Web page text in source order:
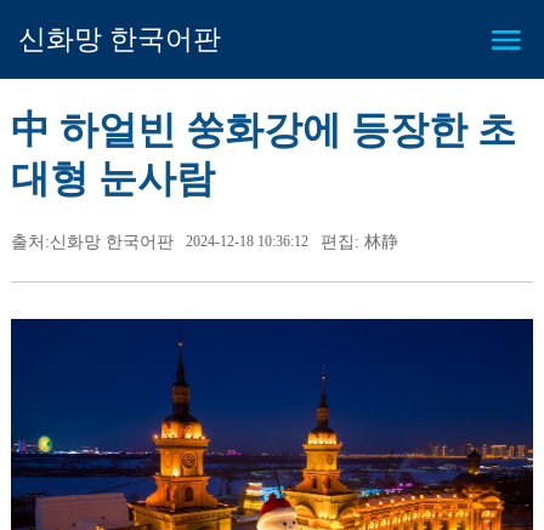
신화망 한국어판
中 하얼빈 쑹화강에 등장한 초
대형 눈사람
출처:신화망 한국어판 2024-12-18 10:36:12 편집: 林静